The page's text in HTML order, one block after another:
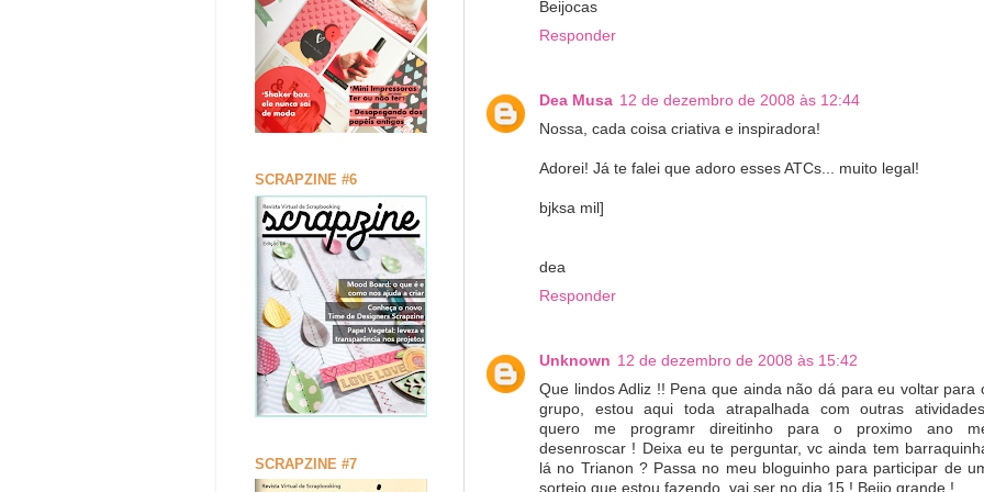
Beijocas
Responder
Dea Musa 12 de dezembro de 2008 às 12:44
Nossa, cada coisa criativa e inspiradora!
Adorei! Já te falei que adoro esses ATCs... muito legal!
bjksa mil]
dea
Responder
Unknown 12 de dezembro de 2008 às 15:42
Que lindos Adliz !! Pena que ainda não dá para eu voltar para
grupo, estou aqui toda atrapalhada com outras
quero me programr direitinho para o proximo ano
desenroscar ! Deixa eu te perguntar, vc ainda tem
lá no Trianon ? Passa no meu bloguinho para participar de
sorteio que estou fazendo, vai ser no dia 15 ! Beijo grande !
SCRAPZINE #6
SCRAPZINE #7